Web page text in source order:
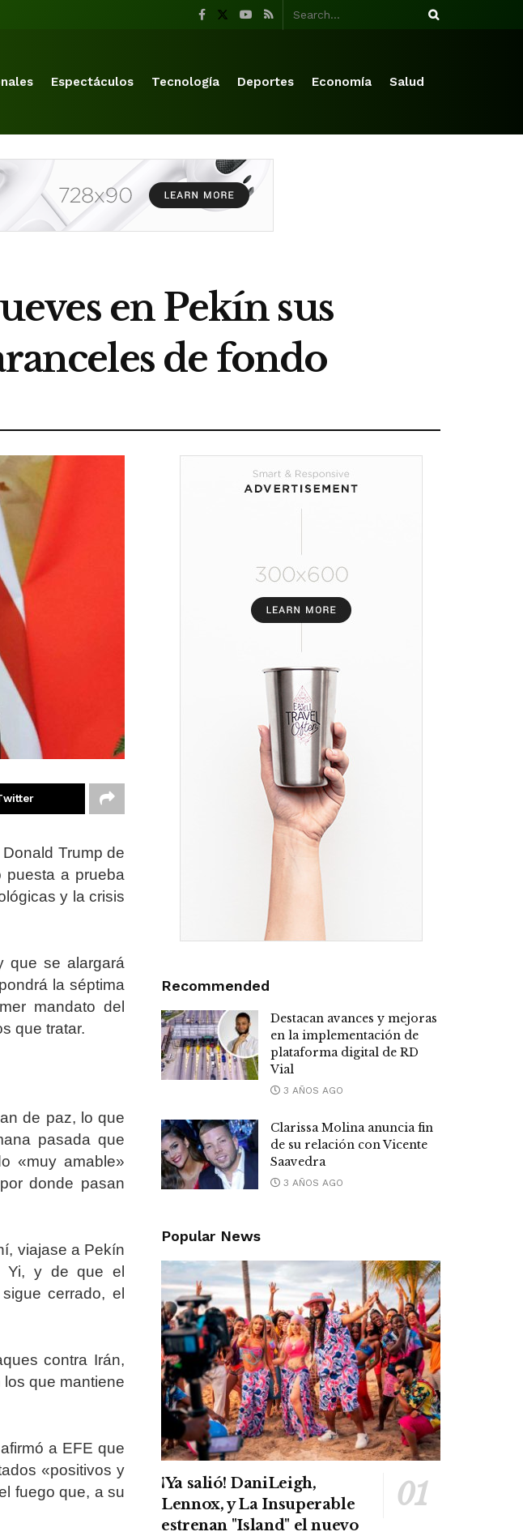
Espectáculos Tecnología Deportes Economía Salud
en Pekín sus
de fondo
Trump de
puesta a prueba
y la crisis
que se alargará
la séptima
mandato del
que tratar.
de paz, lo que
pasada que
«muy amable»
donde pasan
viajase a Pekín
Yi, y de que el
cerrado, el
contra Irán,
que mantiene
a EFE que
«positivos y
fuego que, a su
Recommended
Destacan avances y mejoras
en la implementación de
plataforma digital de RD
Vial
3 AÑOS AGO
Clarissa Molina anuncia fin
de su relación con Vicente
Saavedra
3 AÑOS AGO
Popular News
¡Ya salió! DaniLeigh,
Lennox, y La Insuperable
estrenan "Island" el nuevo